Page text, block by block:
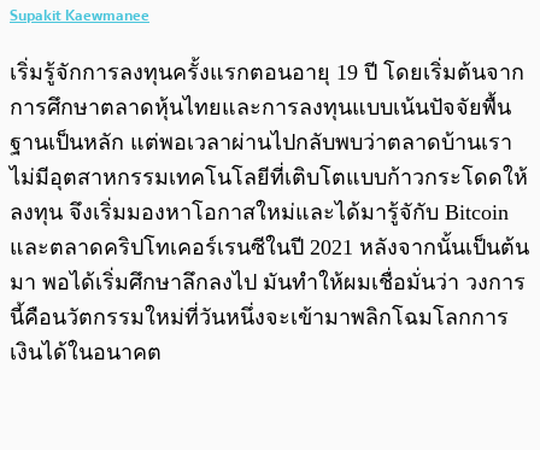
Supakit Kaewmanee
เริ่มรู้จักการลงทุนครั้งแรกตอนอายุ 19 ปี โดยเริ่มต้นจาก
การศึกษาตลาดหุ้นไทยและการลงทุนแบบเน้นปัจจัยพื้น
ฐานเป็นหลัก แต่พอเวลาผ่านไปกลับพบว่าตลาดบ้านเรา
ไม่มีอุตสาหกรรมเทคโนโลยีที่เติบโตแบบก้าวกระโดดให้
ลงทุน จึงเริ่มมองหาโอกาสใหม่และได้มารู้จักับ Bitcoin
และตลาดคริปโทเคอร์เรนซีในปี 2021 หลังจากนั้นเป็นต้น
มา พอได้เริ่มศึกษาลึกลงไป มันทำให้ผมเชื่อมั่นว่า วงการ
นี้คือนวัตกรรมใหม่ที่วันหนึ่งจะเข้ามาพลิกโฉมโลกการ
เงินได้ในอนาคต